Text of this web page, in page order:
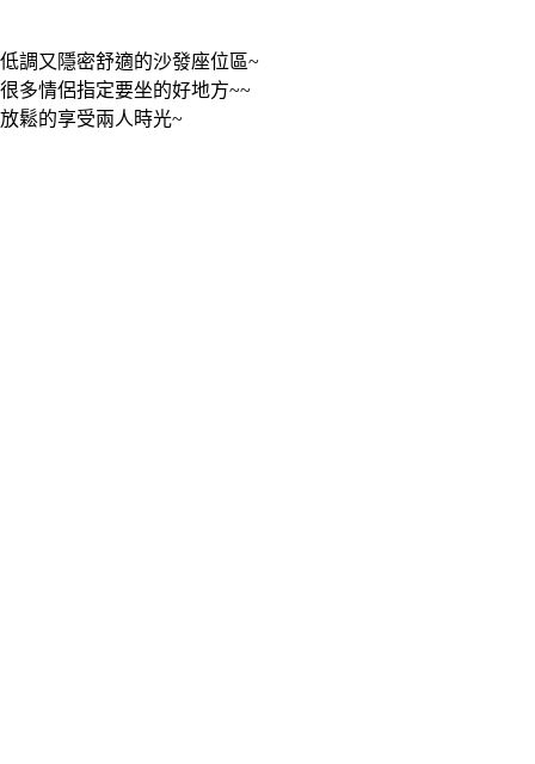
低調又隱密舒適的沙發座位區~
很多情侶指定要坐的好地方~~
放鬆的享受兩人時光~